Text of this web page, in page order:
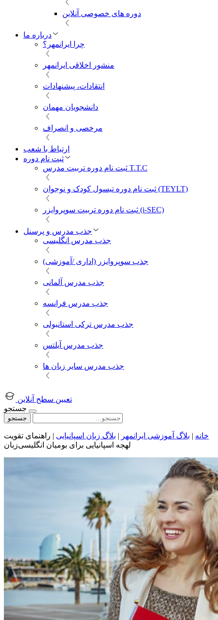
دوره های خصوصی آنلاین
درباره ما
چرا ایرانمهر؟
منشور اخلاقی ایرانمهر
انتقادات، پیشنهادات
دانشجویان مهمان
مرخصی و انصراف
ارتباط با شعب
ثبت نام دوره
ثبت نام دوره تربیت مدرس T.T.C
ثبت نام دوره تیسول کودک و نوجوان (TEYLT)
ثبت نام دوره تربیت سوپروایزر (i-SEC)
جذب مدرس و پرسنل
جذب مدرس انگلیسی
جذب سوپروایزر (اداری /آموزشی)
جذب مدرس آلمانی
جذب مدرس فرانسه
جذب مدرس ترکی استانبولی
جذب مدرس آیلتس
جذب مدرس سایر زبان ها
تعیین سطح آنلاین
جستجو
جستجو
خانه | بلاگ آموزشی ایرانمهر | بلاگ زبان اسپانیایی | راهنمای تقویت
لهجه اسپانیایی برای بومیان انگلیسی‌زبان